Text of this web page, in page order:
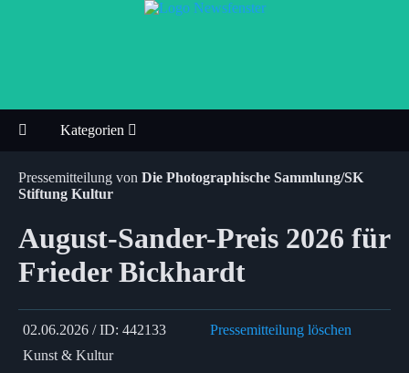
Kategorien
Pressemitteilung von Die Photographische Sammlung/SK
Stiftung Kultur
August-Sander-Preis 2026 für
Frieder Bickhardt
02.06.2026 / ID: 442133
Pressemitteilung löschen
Kunst & Kultur